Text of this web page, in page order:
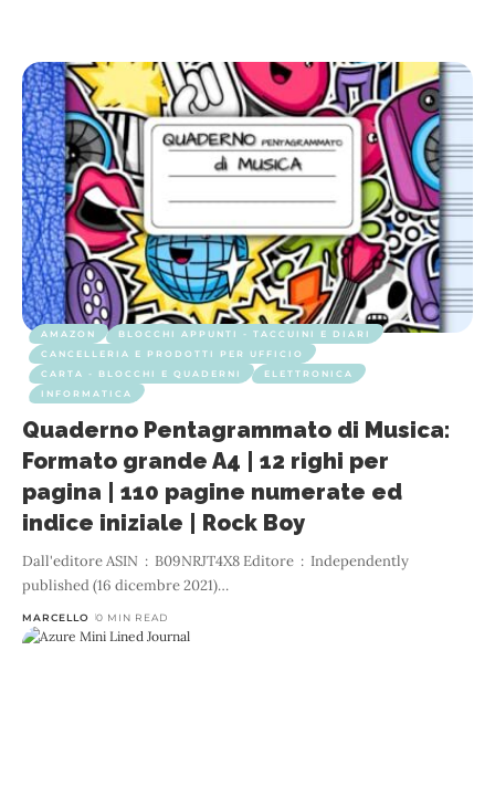
AMAZON
BLOCCHI APPUNTI - TACCUINI E DIARI
CANCELLERIA E PRODOTTI PER UFFICIO
CARTA - BLOCCHI E QUADERNI
ELETTRONICA
INFORMATICA
Quaderno Pentagrammato di Musica:
Formato grande A4 | 12 righi per
pagina | 110 pagine numerate ed
indice iniziale | Rock Boy
Dall'editore ASIN ‏ : ‎ B09NRJT4X8 Editore ‏ : ‎ Independently
published (16 dicembre 2021)…
MARCELLO 0 MIN READ